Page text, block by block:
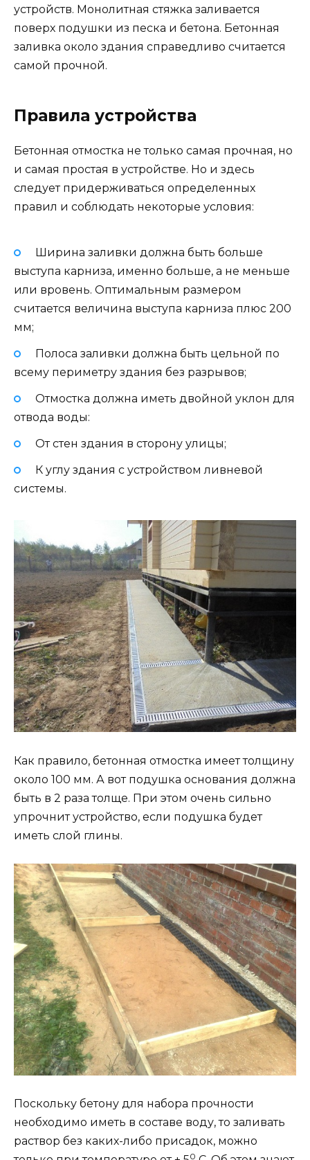
устройств. Монолитная стяжка заливается
поверх подушки из песка и бетона. Бетонная
заливка около здания справедливо считается
самой прочной.
Правила устройства
Бетонная отмостка не только самая прочная, но
и самая простая в устройстве. Но и здесь
следует придерживаться определенных
правил и соблюдать некоторые условия:
Ширина заливки должна быть больше
выступа карниза, именно больше, а не меньше
или вровень. Оптимальным размером
считается величина выступа карниза плюс 200
мм;
Полоса заливки должна быть цельной по
всему периметру здания без разрывов;
Отмостка должна иметь двойной уклон для
отвода воды:
От стен здания в сторону улицы;
К углу здания с устройством ливневой
системы.
Как правило, бетонная отмостка имеет толщину
около 100 мм. А вот подушка основания должна
быть в 2 раза толще. При этом очень сильно
упрочнит устройство, если подушка будет
иметь слой глины.
Поскольку бетону для набора прочности
необходимо иметь в составе воду, то заливать
раствор без каких-либо присадок, можно
0